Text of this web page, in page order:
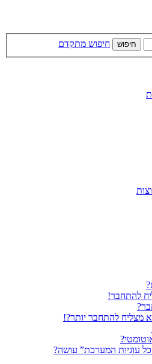
חיפוש חיפוש מתקדם
להתחבר!
מצליח להתחבר יותר?!
עוגיות המערכת” עושה?